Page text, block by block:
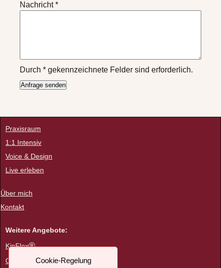
Nachricht*
Durch * gekennzeichnete Felder sind erforderlich.
Praxisraum
1:1 Intensiv
Voice & Design
Live erleben
Über mich
Kontakt
Weitere Angebote:
KinFlex®
Goldene StundeCookie-Regelung